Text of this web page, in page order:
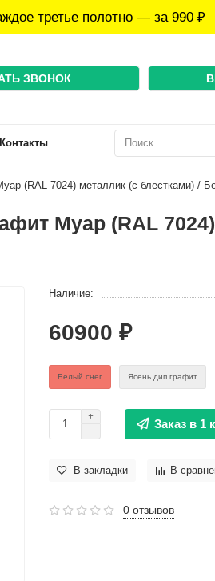
третье полотно — за 990 ₽
ЗВОНОК
Контакты
(RAL 7024) металлик (с блестками) /
Муар (RAL
Наличие:
60900 ₽
Белый снег Ясень дип графит
Заказ в 1
В закладки В
0 отзывов